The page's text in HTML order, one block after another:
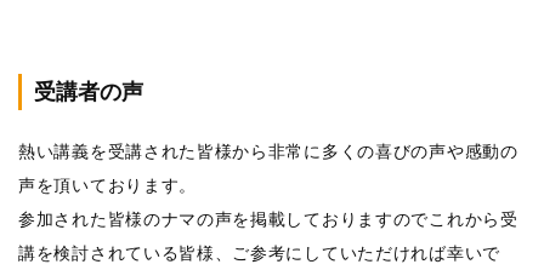
受講者の声
熱い講義を受講された皆様から非常に多くの喜びの声や感動の
声を頂いております。
参加された皆様のナマの声を掲載しておりますのでこれから受
講を検討されている皆様、ご参考にしていただければ幸いで